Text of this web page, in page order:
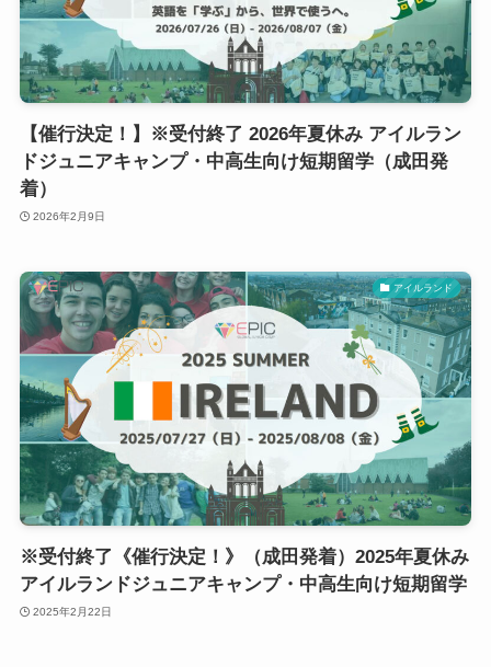
【催行決定！】※受付終了 2026年夏休み アイルラン
ドジュニアキャンプ・中高生向け短期留学（成田発
着）
2026年2月9日
アイルランド
※受付終了《催行決定！》（成田発着）2025年夏休み
アイルランドジュニアキャンプ・中高生向け短期留学
2025年2月22日